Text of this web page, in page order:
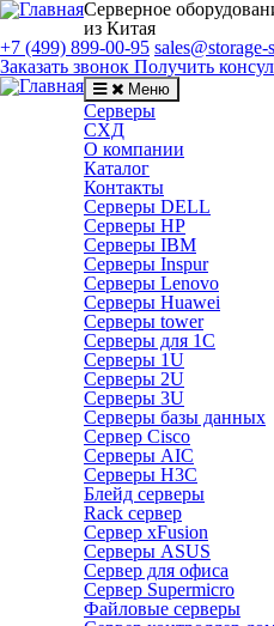
Серверное
из Китая
+7 (499) 899-00-95 sales@storage-
Заказать звонок Получить
Меню
Серверы
СХД
О компании
Каталог
Контакты
Серверы DELL
Серверы HP
Серверы IBM
Серверы Inspur
Серверы Lenovo
Серверы Huawei
Серверы tower
Серверы для 1C
Серверы 1U
Серверы 2U
Серверы 3U
Серверы базы данных
Сервер Cisco
Серверы AIC
Серверы H3C
Блейд серверы
Rack сервер
Сервер xFusion
Серверы ASUS
Сервер для офиса
Сервер Supermicro
Файловые серверы